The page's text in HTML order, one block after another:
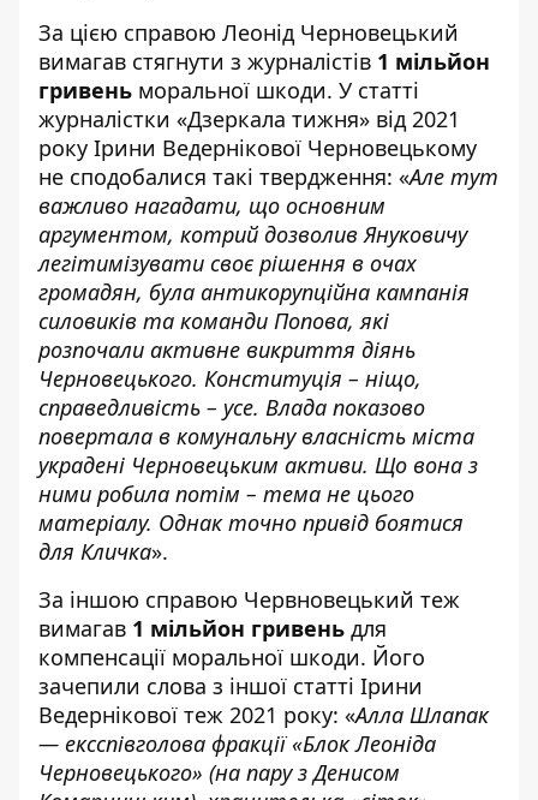
За цією справою Леонід Черновецький
вимагав стягнути з журналістів 1 мільйон
гривень моральної шкоди. У статті
журналістки «Дзеркала тижня» від 2021
року Ірини Ведернікової Черновецькому
не сподобалися такі твердження: «Але тут
важливо нагадати, що основним
аргументом, котрий дозволив Януковичу
легітимізувати своє рішення в очах
громадян, була антикорупційна кампанія
силовиків та команди Попова, які
розпочали активне викриття діянь
Черновецького. Конституція – ніщо,
справедливість – усе. Влада показово
повертала в комунальну власність міста
украдені Черновецьким активи. Що вона з
ними робила потім – тема не цього
матеріалу. Однак точно привід боятися
для Кличка».
За іншою справою Червновецький теж
вимагав 1 мільйон гривень для
компенсації моральної шкоди. Його
зачепили слова з іншої статті Ірини
Ведернікової теж 2021 року: «Алла Шлапак
— ексспівголова фракції «Блок Леоніда
Черновецького» (на пару з Денисом